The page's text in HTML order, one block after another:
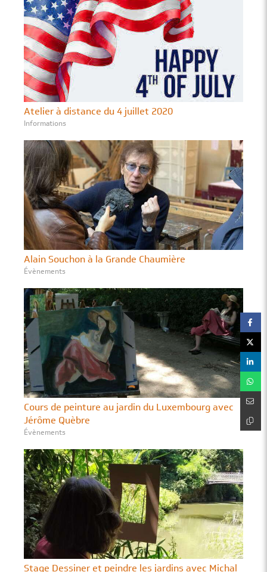
Atelier à distance du 4 juillet 2020
Informations
Alain Souchon à la Grande Chaumière
Évènements
Cours de peinture au jardin du Luxembourg avec
Jérôme Quèbre
Évènements
Stage Dessiner et peindre les jardins avec Michal